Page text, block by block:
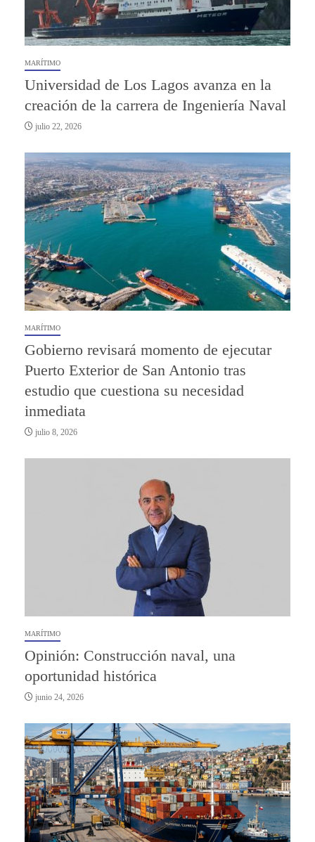
MARÍTIMO
Universidad de Los Lagos avanza en la
creación de la carrera de Ingeniería Naval
julio 22, 2026
MARÍTIMO
Gobierno revisará momento de ejecutar
Puerto Exterior de San Antonio tras
estudio que cuestiona su necesidad
inmediata
julio 8, 2026
MARÍTIMO
Opinión: Construcción naval, una
oportunidad histórica
junio 24, 2026